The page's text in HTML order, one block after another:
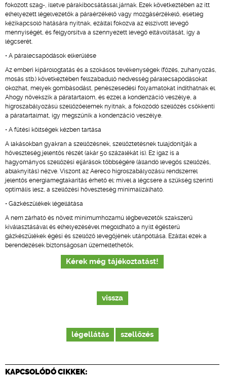
fokozott szag-, illetve párakibocsátással járnak. Ezek következtében az itt
elhelyezett légelvezetők a páraérzékelő vagy mozgásérzékelő, esetleg
kézikapcsoló hatására nyitnak, ezáltal fokozva az elszívott levegő
mennyiségét, és felgyorsítva a szennyezett levegő eltávolítását, így a
légcserét.
• A páralecsapódások elkerülése
Az emberi kipárologtatás és a szokásos tevékenységek (főzés, zuhanyozás,
mosás stb.) következtében felszabaduló nedvesség páralecsapódásokat
okozhat, melyek gombásodást, penészesedési folyamatokat indíthatnak el.
Ahogy növekszik a páratartalom, és ezzel a kondenzáció veszélye, a
higroszabályozású szellőzőelemek nyitnak, a fokozódó szellőzés csökkenti
a páratartalmat, így megszűnik a kondenzáció veszélye.
• A fűtési költségek kézben tartása
A lakásokban gyakran a szellőzésnek, szellőztetésnek tulajdonítják a
hőveszteség jelentős részét (akár 50 százalékát is). Ez igaz is a
hagyományos szellőzési eljárások többségére (állandó levegős szellőzés,
ablaknyitás) nézve. Viszont az Aereco higroszabályozású rendszerrel
jelentős energiamegtakarítás érhető el: mivel a légcsere a szükség szerinti
optimális lesz, a szellőzési hőveszteség minimalizálható.
• Gázkészülékek légellátása
A nem zárható és növelt minimumhozamú légbevezetők szakszerű
kiválasztásával és elhelyezésével megoldható a nyílt égésterű
gázkészülékek égési és szellőző levegőjének utánpótlása. Ezáltal ezek a
berendezések biztonságosan üzemeltethetők.
Kérek még tájékoztatást!
vissza
légellátás szellőzés
KAPCSOLÓDÓ CIKKEK: